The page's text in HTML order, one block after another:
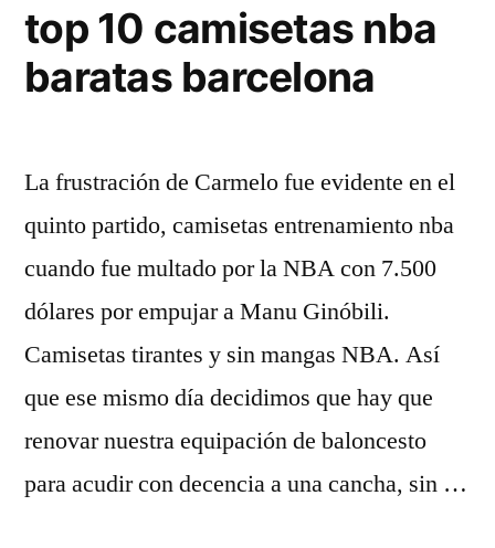
top 10 camisetas nba
baratas barcelona
La frustración de Carmelo fue evidente en el
quinto partido, camisetas entrenamiento nba
cuando fue multado por la NBA con 7.500
dólares por empujar a Manu Ginóbili.
Camisetas tirantes y sin mangas NBA. Así
que ese mismo día decidimos que hay que
renovar nuestra equipación de baloncesto
para acudir con decencia a una cancha, sin …